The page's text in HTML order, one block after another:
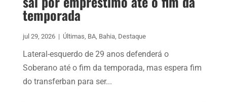
temporada
jul 29, 2026 | Últimas, BA, Bahia, Destaque
Lateral-esquerdo de 29 anos defenderá o
Soberano até o fim da temporada, mas espera fim
do transferban para ser...